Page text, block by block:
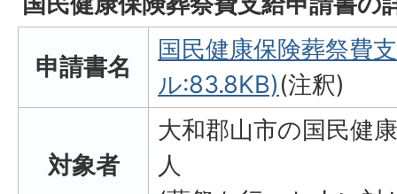
申請書名
国民健康保険葬祭費
ル:83.8KB)(注釈)
対象者
大和郡山市の国民健
人